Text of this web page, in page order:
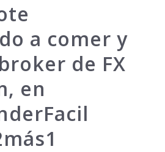
a comer y
de FX
en